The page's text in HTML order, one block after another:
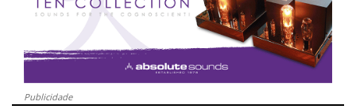
Publicidade